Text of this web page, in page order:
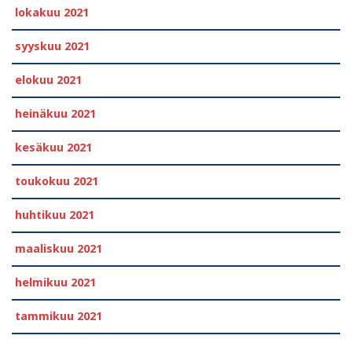
lokakuu 2021
syyskuu 2021
elokuu 2021
heinäkuu 2021
kesäkuu 2021
toukokuu 2021
huhtikuu 2021
maaliskuu 2021
helmikuu 2021
tammikuu 2021